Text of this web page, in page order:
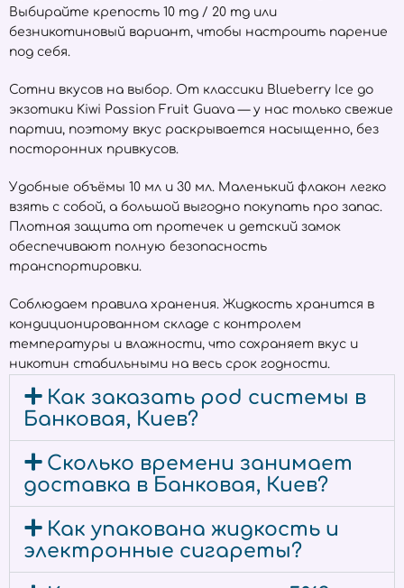
Выбирайте крепость 10 mg / 20 mg или
безникотиновый вариант, чтобы настроить парение
под себя.
Сотни вкусов на выбор. От классики Blueberry Ice до
экзотики Kiwi Passion Fruit Guava — у нас только свежие
партии, поэтому вкус раскрывается насыщенно, без
посторонних привкусов.
Удобные объёмы 10 мл и 30 мл. Маленький флакон легко
взять с собой, а большой выгодно покупать про запас.
Плотная защита от протечек и детский замок
обеспечивают полную безопасность
транспортировки.
Соблюдаем правила хранения. Жидкость хранится в
кондиционированном складе с контролем
температуры и влажности, что сохраняет вкус и
никотин стабильными на весь срок годности.
Как заказать pod системы в
Банковая, Киев?
Сколько времени занимает
доставка в Банковая, Киев?
Как упакована жидкость и
электронные сигареты?